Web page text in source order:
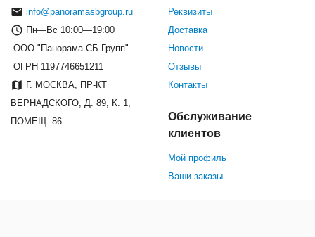
info@panoramasbgroup.ru
Пн—Вс 10:00—19:00
ООО "Панорама СБ Групп"
ОГРН 1197746651211
Г. МОСКВА, ПР-КТ
ВЕРНАДСКОГО, Д. 89, К. 1,
ПОМЕЩ. 86
Реквизиты
Доставка
Новости
Отзывы
Контакты
Обслуживание
клиентов
Мой профиль
Ваши заказы